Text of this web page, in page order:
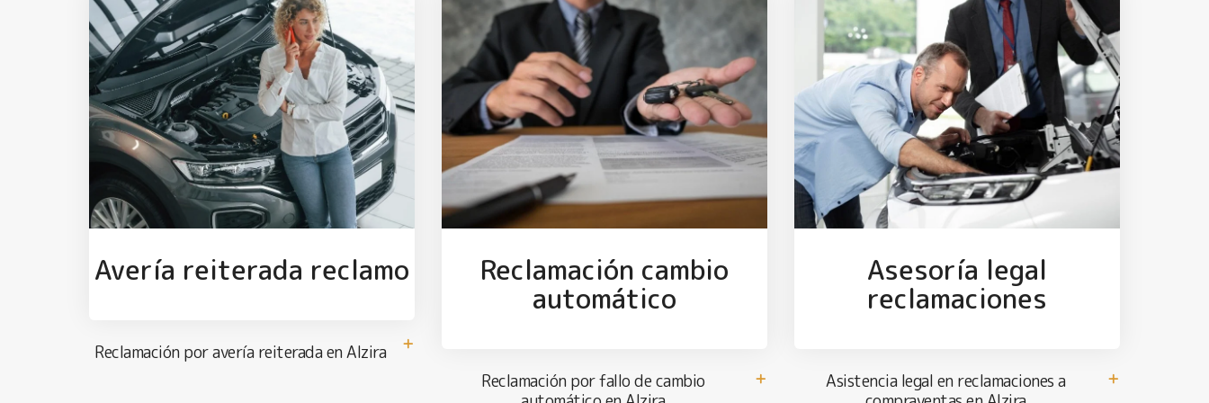
Avería reiterada reclamo
Reclamación por avería reiterada en Alzira
Reclamación cambio
automático
Reclamación por fallo de cambio
Asesoría legal
reclamaciones
Asistencia legal en reclamaciones a